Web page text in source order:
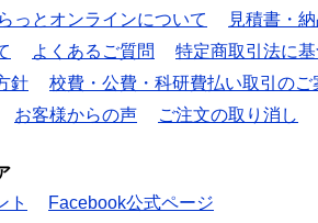
っとオンラインについて
見積書・
よくあるご質問
特定商取引法に
針
校費・公費・科研費払い取引のご
お客様からの声 ご注文の取り消し
ト
Facebook公式ページ